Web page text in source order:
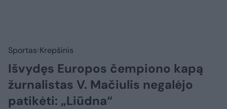
Sportas Krepšinis
Išvydęs Europos čempiono kapą
žurnalistas V. Mačiulis negalėjo
patikėti: „Liūdna“